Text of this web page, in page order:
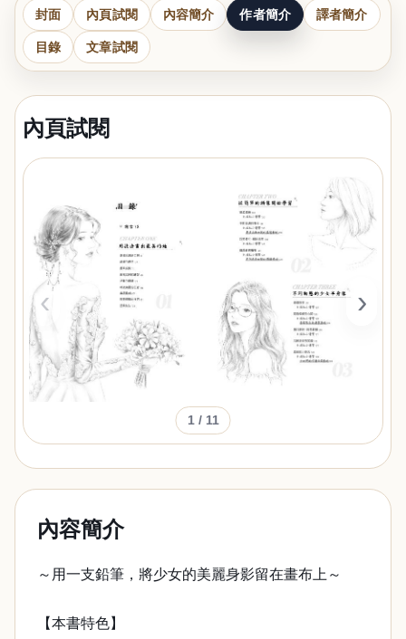
封面 內頁試閱 內容簡介 作者簡介 譯者簡介
目錄 文章試閱
內頁試閱
‹ ›
1/ 11
內容簡介
～用一支鉛筆，將少女的美麗身影留在畫布上～
【本書特色】